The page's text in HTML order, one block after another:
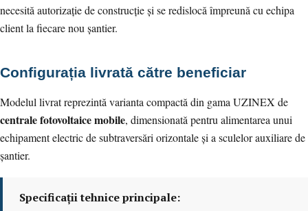
necesită autorizație de construcție și se redislocă împreună cu echipa
client la fiecare nou șantier.
Configurația livrată către beneficiar
Modelul livrat reprezintă varianta compactă din gama UZINEX de
centrale fotovoltaice mobile, dimensionată pentru alimentarea unui
echipament electric de subtraversări orizontale și a sculelor auxiliare de
șantier.
Specificații tehnice principale: